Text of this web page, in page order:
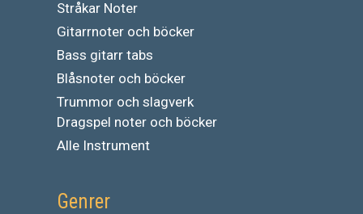
Stråkar Noter
Gitarrnoter och böcker
Bass gitarr tabs
Blåsnoter och böcker
Trummor och slagverk
Dragspel noter och böcker
Alle Instrument
Genrer